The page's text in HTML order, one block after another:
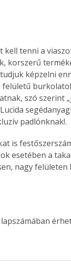
a
tenni a
korszerű
képzelni
szó szerint
padlónknak!.
is
esetében a
nagy felületen